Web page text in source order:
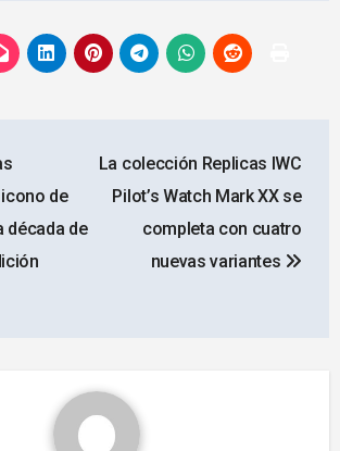
de
década de
La colección Replicas IWC
Pilot’s Watch Mark XX se
completa con cuatro
nuevas variantes